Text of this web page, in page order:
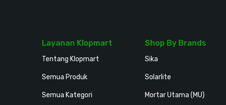
Layanan Klopmart
Tentang Klopmart
Semua Produk
Semua Kategori
Shop By Brands
Sika
Solarlite
Mortar Utama (MU)